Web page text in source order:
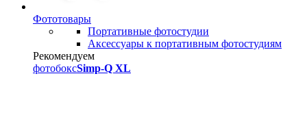
Фототовары
Портативные фотостудии
Аксессуары к портативным фотостудиям
Рекомендуем
фотобоксSimp-Q XL